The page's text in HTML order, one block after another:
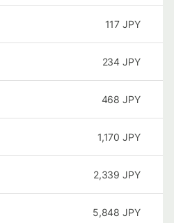
117 JPY
234 JPY
468 JPY
1,170 JPY
2,339 JPY
5,848 JPY